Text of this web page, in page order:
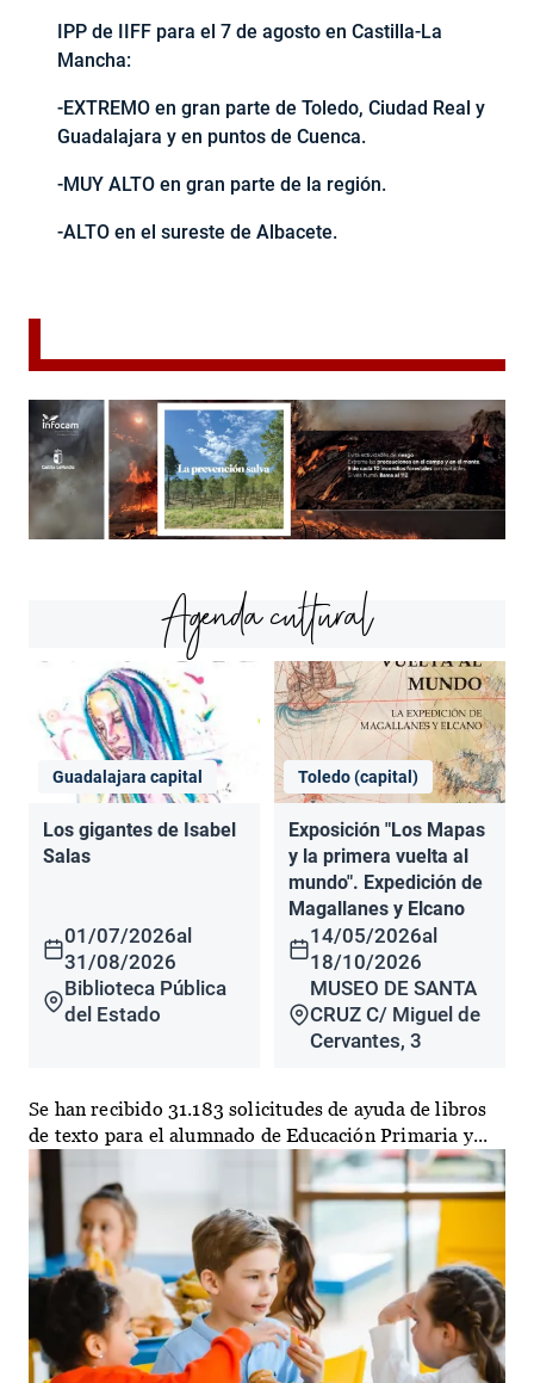
IPP de IIFF para el 7 de agosto en Castilla-La
Mancha:
-EXTREMO en gran parte de Toledo, Ciudad Real y
Guadalajara y en puntos de Cuenca.
-MUY ALTO en gran parte de la región.
-ALTO en el sureste de Albacete.
Agenda cultural
Guadalajara capital
Los gigantes de Isabel
Salas
01/07/2026al
31/08/2026
Biblioteca Pública
del Estado
Toledo (capital)
Exposición "Los Mapas
y la primera vuelta al
mundo". Expedición de
Magallanes y Elcano
14/05/2026al
18/10/2026
MUSEO DE SANTA
CRUZ C/ Miguel de
Cervantes, 3
Se han recibido 31.183 solicitudes de ayuda de libros
de texto para el alumnado de Educación Primaria y...